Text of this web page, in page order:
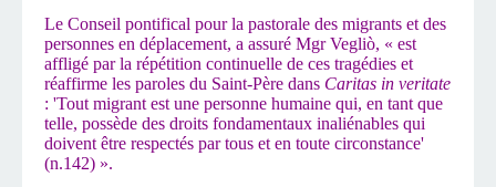
Le Conseil pontifical pour la pastorale des migrants et des
personnes en déplacement, a assuré Mgr Vegliò, « est
affligé par la répétition continuelle de ces tragédies et
réaffirme les paroles du Saint-Père dans Caritas in veritate
: 'Tout migrant est une personne humaine qui, en tant que
telle, possède des droits fondamentaux inaliénables qui
doivent être respectés par tous et en toute circonstance'
(n.142) ».